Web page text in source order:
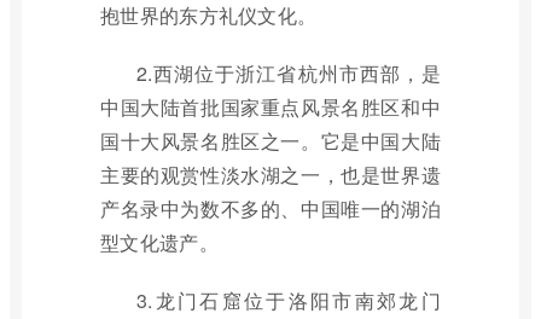
抱世界的东方礼仪文化。
2.西湖位于浙江省杭州市西部，是
中国大陆首批国家重点风景名胜区和中
国十大风景名胜区之一。它是中国大陆
主要的观赏性淡水湖之一，也是世界遗
产名录中为数不多的、中国唯一的湖泊
型文化遗产。
3.龙门石窟位于洛阳市南郊龙门